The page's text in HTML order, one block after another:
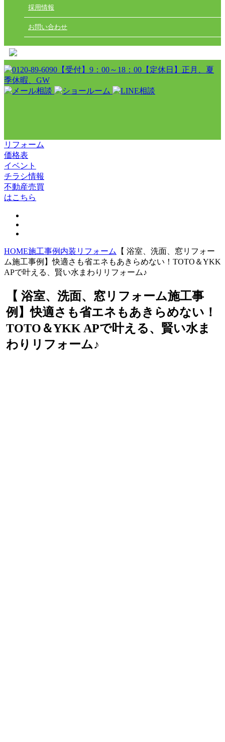
採用情報
お問い合わせ
リフォーム
価格表
イベント
チラシ情報
不動産売買
はこちら
HOME施工事例 内装リフォーム
【 浴室、洗面、窓リフォー
ム施工事例】快適さも省エネもあきらめない！TOTO＆YKK
APで叶える、賢い水まわりリフォーム♪
【 浴室、洗面、窓リフォーム施工事
例】快適さも省エネもあきらめない！
TOTO＆YKK APで叶える、賢い水ま
わりリフォーム♪